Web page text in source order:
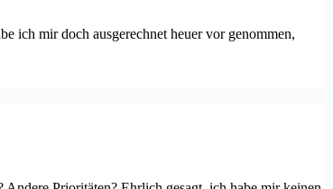
ich mir doch ausgerechnet heuer vor genommen,